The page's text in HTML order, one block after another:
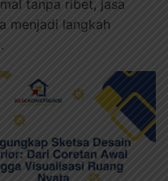
tanpa ribet, jasa
menjadi langkah